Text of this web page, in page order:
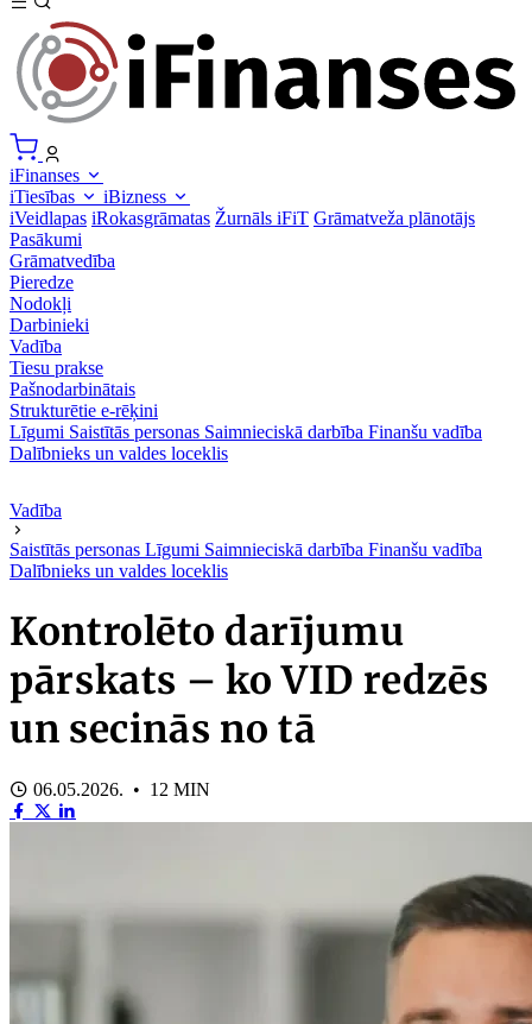
iFinanses
iTiesības
iBizness
iVeidlapas iRokasgrāmatas Žurnāls iFiT Grāmatveža plānotājs
Pasākumi
Grāmatvedība
Pieredze
Nodokļi
Darbinieki
Vadība
Tiesu prakse
Pašnodarbinātais
Strukturētie e-rēķini
Līgumi Saistītās personas Saimnieciskā darbība Finanšu vadība
Dalībnieks un valdes loceklis
Vadība
Saistītās personas Līgumi Saimnieciskā darbība Finanšu vadība
Dalībnieks un valdes loceklis
Kontrolēto darījumu
pārskats – ko VID redzēs
un secinās no tā
06.05.2026. • 12 MIN